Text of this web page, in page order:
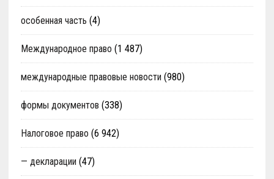
особенная часть (4)
Международное право (1 487)
международные правовые новости (980)
формы документов (338)
Налоговое право (6 942)
— декларации (47)